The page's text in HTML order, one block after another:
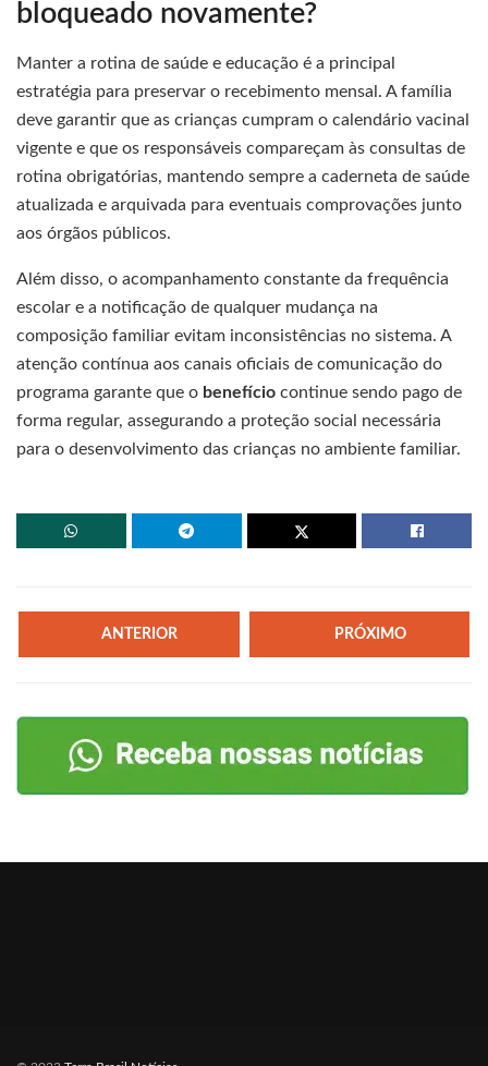
bloqueado novamente?
Manter a rotina de saúde e educação é a principal
estratégia para preservar o recebimento mensal. A família
deve garantir que as crianças cumpram o calendário vacinal
vigente e que os responsáveis compareçam às consultas de
rotina obrigatórias, mantendo sempre a caderneta de saúde
atualizada e arquivada para eventuais comprovações junto
aos órgãos públicos.
Além disso, o acompanhamento constante da frequência
escolar e a notificação de qualquer mudança na
composição familiar evitam inconsistências no sistema. A
atenção contínua aos canais oficiais de comunicação do
programa garante que o benefício continue sendo pago de
forma regular, assegurando a proteção social necessária
para o desenvolvimento das crianças no ambiente familiar.
ANTERIOR PRÓXIMO